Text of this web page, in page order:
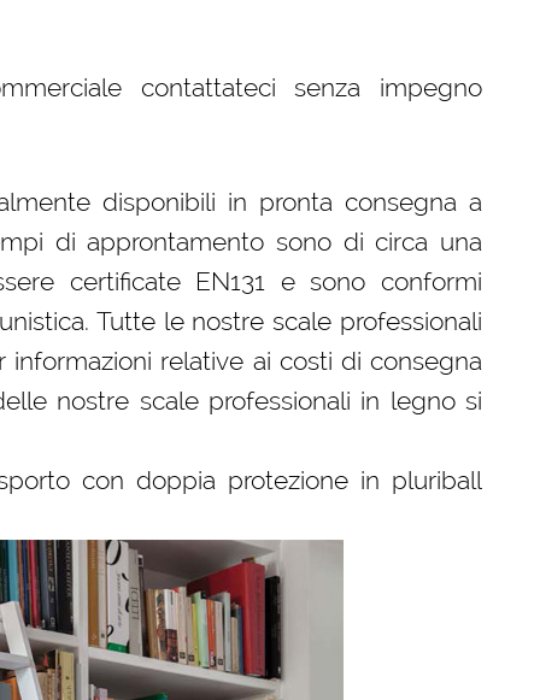
contattateci senza impegno
disponibili in pronta consegna a
di approntamento sono di circa una
certificate EN131 e sono conformi
Tutte le nostre scale professionali
relative ai costi di consegna
nostre scale professionali in legno si
con doppia protezione in pluriball